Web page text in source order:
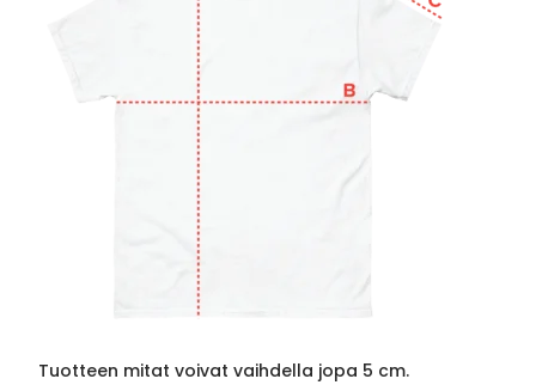
Tuotteen mitat voivat vaihdella jopa 5 cm.